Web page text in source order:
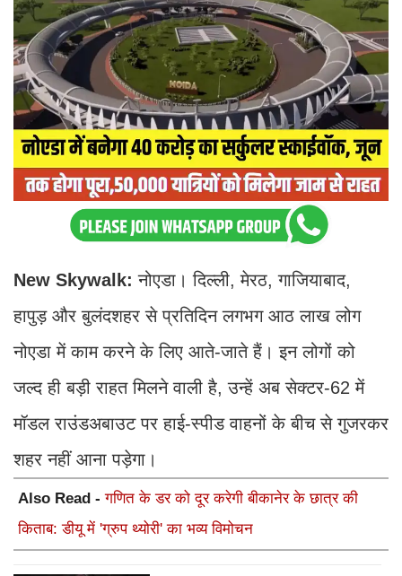
New Skywalk:नोएडा। दिल्ली, मेरठ, गाजियाबाद,
हापुड़ और बुलंदशहर से प्रतिदिन लगभग आठ लाख लोग
नोएडा में काम करने के लिए आते-जाते हैं। इन लोगों को
जल्द ही बड़ी राहत मिलने वाली है, उन्हें अब सेक्टर-62 में
मॉडल राउंडअबाउट पर हाई-स्पीड वाहनों के बीच से गुजरकर
शहर नहीं आना पड़ेगा।
Also Read -गणित के डर को दूर करेगी बीकानेर के छात्र की
किताब: डीयू में 'ग्रुप थ्योरी' का भव्य विमोचन